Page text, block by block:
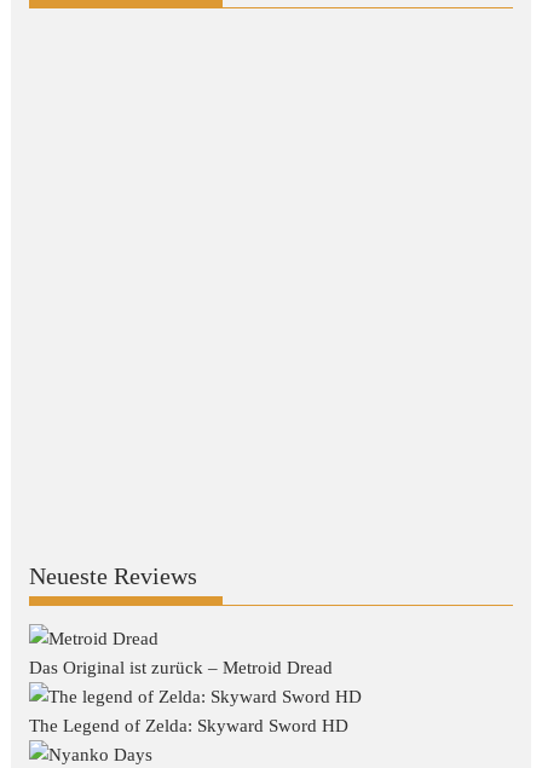
Neueste Reviews
Das Original ist zurück – Metroid Dread
The Legend of Zelda: Skyward Sword HD